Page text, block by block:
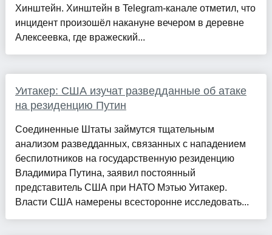
Хинштейн. Хинштейн в Telegram-канале отметил, что
инцидент произошёл накануне вечером в деревне
Алексеевка, где вражеский...
Уитакер: США изучат разведданные об атаке
на резиденцию Путин
Соединенные Штаты займутся тщательным
анализом разведданных, связанных с нападением
беспилотников на государственную резиденцию
Владимира Путина, заявил постоянный
представитель США при НАТО Мэтью Уитакер.
Власти США намерены всесторонне исследовать...